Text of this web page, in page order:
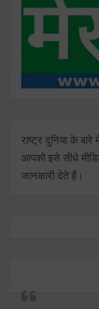
राष्ट्र दुनिया के
आपको इसे सीधे
जानकारी देते हैं।